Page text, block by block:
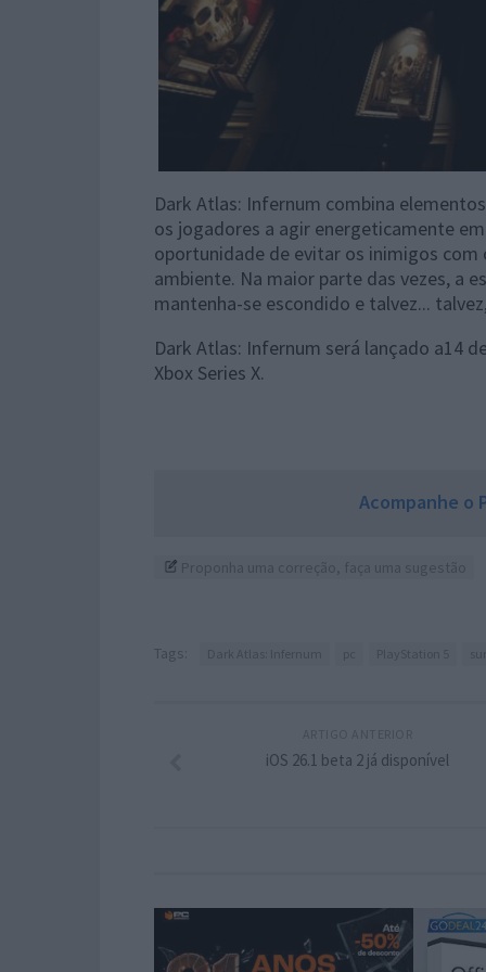
Dark Atlas: Infernum combina
os jogadores a agir energeticamente
oportunidade de evitar os inimigos
ambiente. Na maior parte das vezes, a
mantenha-se escondido e talvez...
Dark Atlas: Infernum será lançado a14
Xbox Series X.
Acompanhe o
Tags:
iOS 26.1 beta 2 já disponível